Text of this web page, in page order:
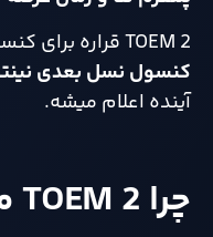
TOEM 2 قراره برای کنسول‌ های
کنسول نسل بعدی
آینده اعلام میشه.
چرا TOEM 2 مورد انتظاره؟